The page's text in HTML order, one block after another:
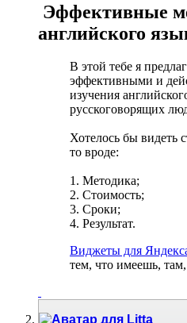
Эффективные
английского
В этой тебе я
эффективными и
изучения
русскоговорящих
Хотелось бы видеть
то вроде:
1. Методика;
2. Стоимость;
3. Сроки;
4. Результат.
Виджеты для
тем, что имеешь, там,